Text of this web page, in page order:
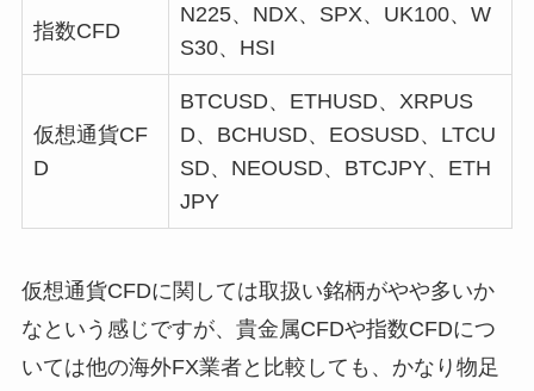
指数CFD
N225、NDX、SPX、UK100、W
S30、HSI
仮想通貨CF
D
BTCUSD、ETHUSD、XRPUS
D、BCHUSD、EOSUSD、LTCU
SD、NEOUSD、BTCJPY、ETH
JPY
仮想通貨CFDに関しては取扱い銘柄がやや多いか
なという感じですが、貴金属CFDや指数CFDにつ
いては他の海外FX業者と比較しても、かなり物足